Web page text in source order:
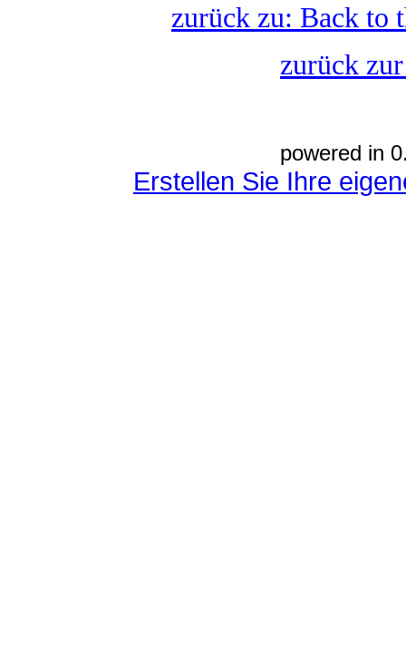
zurück zu: Back to
zurück
powered in
Erstellen Sie Ihre